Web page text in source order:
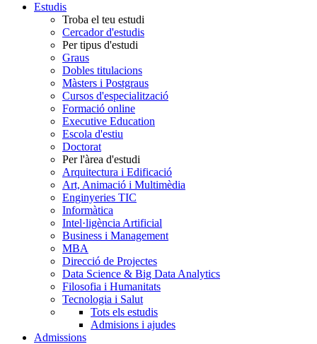
Estudis
Troba el teu estudi
Cercador d'estudis
Per tipus d'estudi
Graus
Dobles titulacions
Màsters i Postgraus
Cursos d'especialització
Formació online
Executive Education
Escola d'estiu
Doctorat
Per l'àrea d'estudi
Arquitectura i Edificació
Art, Animació i Multimèdia
Enginyeries TIC
Informàtica
Intel·ligència Artificial
Business i Management
MBA
Direcció de Projectes
Data Science & Big Data Analytics
Filosofia i Humanitats
Tecnologia i Salut
Tots els estudis
Admisions i ajudes
Admissions